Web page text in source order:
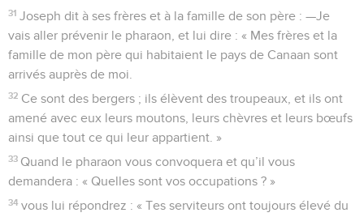
31 Joseph dit à ses frères et à la famille de son père : —Je
vais aller prévenir le pharaon, et lui dire : « Mes frères et la
famille de mon père qui habitaient le pays de Canaan sont
arrivés auprès de moi.
32 Ce sont des bergers ; ils élèvent des troupeaux, et ils ont
amené avec eux leurs moutons, leurs chèvres et leurs bœufs
ainsi que tout ce qui leur appartient. »
33 Quand le pharaon vous convoquera et qu’il vous
demandera : « Quelles sont vos occupations ? »
34 vous lui répondrez : « Tes serviteurs ont toujours élevé du